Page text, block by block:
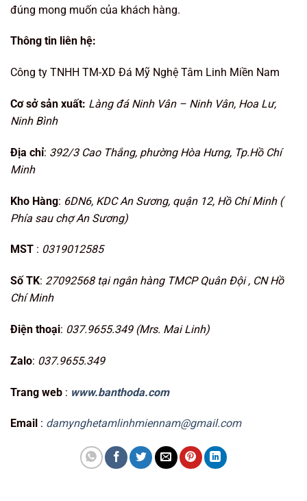
đúng mong muốn của khách hàng.
Thông tin liên hệ:
Công ty TNHH TM-XD Đá Mỹ Nghệ Tâm Linh Miền Nam
Cơ sở sản xuất: Làng đá Ninh Vân – Ninh Vân, Hoa Lư,
Ninh Bình
Địa chỉ: 392/3 Cao Thắng, phường Hòa Hưng, Tp.Hồ Chí
Minh
Kho Hàng: 6DN6, KDC An Sương, quận 12, Hồ Chí Minh (
Phía sau chợ An Sương)
MST : 0319012585
Số TK: 27092568 tại ngân hàng TMCP Quân Đội , CN Hồ
Chí Minh
Điện thoại: 037.9655.349 (Mrs. Mai Linh)
Zalo: 037.9655.349
Trang web : www.banthoda.com
Email : damynghetamlinhmiennam@gmail.com